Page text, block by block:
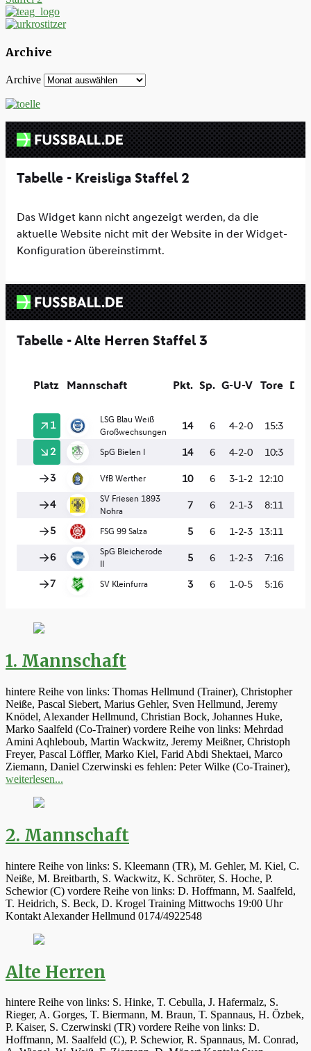
Archive
Archive
1. Mannschaft
hintere Reihe von links: Thomas Hellmund (Trainer), Christopher
Neiße, Pascal Siebert, Marius Gehler, Sven Hellmund, Jeremy
Knödel, Alexander Hellmund, Christian Bock, Johannes Huke,
Marko Saalfeld (Co-Trainer) vordere Reihe von links: Mehrdad
Amini Aqhleboub, Martin Wackwitz, Jeremy Meißner, Christoph
Freyer, Pascal Löffler, Marko Kiel, Farid Abdi Shektaei, Marco
Ziemann, Daniel Czerwinski es fehlen: Peter Wilke (Co-Trainer),
weiterlesen...
2. Mannschaft
hintere Reihe von links: S. Kleemann (TR), M. Gehler, M. Kiel, C.
Neiße, M. Breitbarth, S. Wackwitz, K. Schröter, S. Hoche, P.
Schewior (C) vordere Reihe von links: D. Hoffmann, M. Saalfeld,
T. Heidrich, S. Beck, D. Krogel Training Mittwochs 19:00 Uhr
Kontakt Alexander Hellmund 0174/4922548
Alte Herren
hintere Reihe von links: S. Hinke, T. Cebulla, J. Hafermalz, S.
Rieger, A. Gorges, T. Biermann, M. Braun, T. Spannaus, H. Özbek,
P. Kaiser, S. Czerwinski (TR) vordere Reihe von links: D.
Hoffmann, M. Saalfeld (C), P. Schewior, R. Spannaus, M. Conrad,